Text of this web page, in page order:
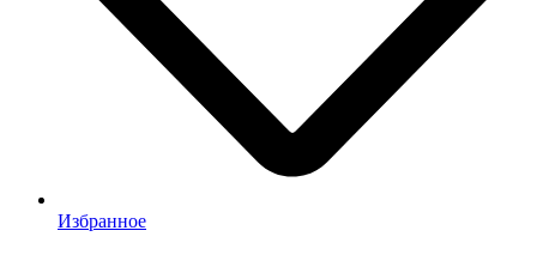
Избранное